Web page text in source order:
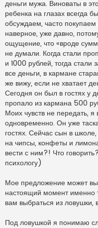
е
н
и
е
деньги мужа. Виноваты в
ребенка на глазах всегда
обсуждаем, часто
наверное, уже давно,
ощущение, что «вроде
не думали. Когда стали
и 1000 рублей, тогда
все деньги, в кармане
же вижу, если не хватает
Сегодня он был в гостях у
пропало из кармана 500
Моих чувств не передать,
одновременно. Он уже
гостях. Сейчас сын в
на чипсы, конфеты и
вести с ним?! Что
психологу)
Мое предложение может
настоящий момент именно
вам выбраться из ловушки,
Под ловушкой я понимаю